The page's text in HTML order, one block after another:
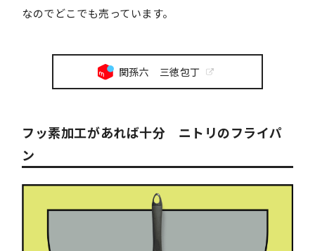
なのでどこでも売っています。
関孫六 三徳包丁
フッ素加工があれば十分 ニトリのフライパ
ン